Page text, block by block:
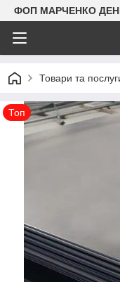
ФОП МАРЧЕНКО
Товари та
Топ